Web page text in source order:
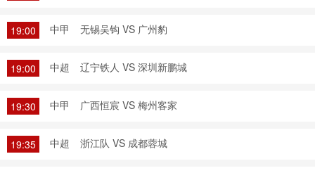
19:00 中甲 无锡吴钩 VS 广州豹
19:00 中超 辽宁铁人 VS 深圳新鹏城
19:30 中甲 广西恒宸 VS 梅州客家
19:35 中超 浙江队 VS 成都蓉城